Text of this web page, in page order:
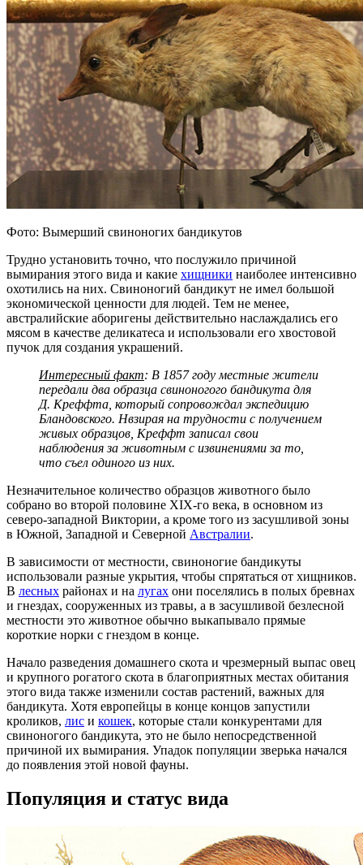
Фото: Вымерший свиноногих бандикутов
Трудно установить точно, что послужило причиной
вымирания этого вида и какие хищники наиболее интенсивно
охотились на них. Свиноногий бандикут не имел большой
экономической ценности для людей. Тем не менее,
австралийские аборигены действительно наслаждались его
мясом в качестве деликатеса и использовали его хвостовой
пучок для создания украшений.
Интересный факт: В 1857 году местные жители
передали два образца свиноногого бандикута для
Д. Креффта, который сопровождал экспедицию
Бландовского. Нвзирая на трудности с получением
живых образцов, Креффт записал свои
наблюдения за животным с извинениями за то,
что съел одиного из них.
Незначительное количество образцов животного было
собрано во второй половине XIX-го века, в основном из
северо-западной Виктории, а кроме того из засушливой зоны
в Южной, Западной и Северной Австралии.
В зависимости от местности, свиноногие бандикуты
использовали разные укрытия, чтобы спрятаться от хищников.
В лесных районах и на лугах они поселялись в полых бревнах
и гнездах, сооруженных из травы, а в засушливой безлесной
местности это животное обычно выкапывало прямые
короткие норки с гнездом в конце.
Начало разведения домашнего скота и чрезмерный выпас овец
и крупного рогатого скота в благоприятных местах обитания
этого вида также изменили состав растений, важных для
бандикута. Хотя европейцы в конце концов запустили
кроликов, лис и кошек, которые стали конкурентами для
свиноногого бандикута, это не было непосредственной
причиной их вымирания. Упадок популяции зверька начался
до появления этой новой фауны.
Популяция и статус вида